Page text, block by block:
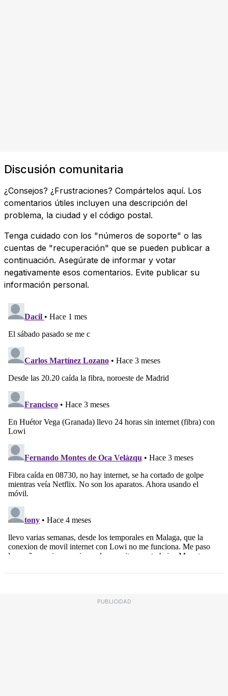
Discusión comunitaria
¿Consejos? ¿Frustraciones? Compártelos aquí. Los
comentarios útiles incluyen una descripción del
problema, la ciudad y el código postal.
Tenga cuidado con los "números de soporte" o las
cuentas de "recuperación" que se pueden publicar a
continuación. Asegúrate de informar y votar
negativamente esos comentarios. Evite publicar su
información personal.
PUBLICIDAD